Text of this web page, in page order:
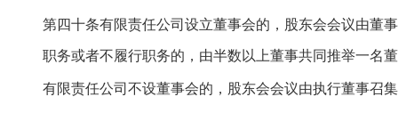
第四十条有限责任公司设立董事会的，股东会会议由董
职务或者不履行职务的，由半数以上董事共同推举一名
有限责任公司不设董事会的，股东会会议由执行董事召